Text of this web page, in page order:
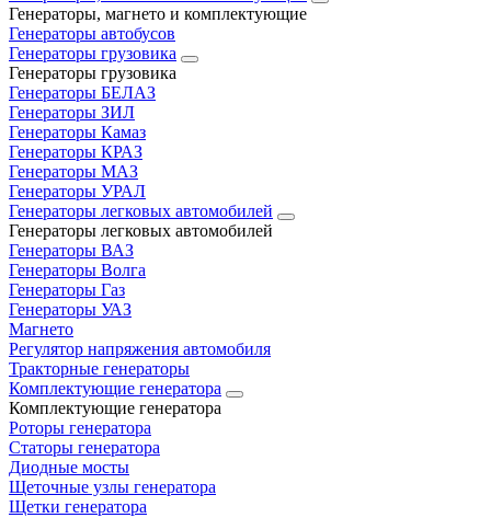
Генераторы, магнето и комплектующие
Генераторы автобусов
Генераторы грузовика
Генераторы грузовика
Генераторы БЕЛАЗ
Генераторы ЗИЛ
Генераторы Камаз
Генераторы КРАЗ
Генераторы МАЗ
Генераторы УРАЛ
Генераторы легковых автомобилей
Генераторы легковых автомобилей
Генераторы ВАЗ
Генераторы Волга
Генераторы Газ
Генераторы УАЗ
Магнето
Регулятор напряжения автомобиля
Тракторные генераторы
Комплектующие генератора
Комплектующие генератора
Роторы генератора
Статоры генератора
Диодные мосты
Щеточные узлы генератора
Щетки генератора